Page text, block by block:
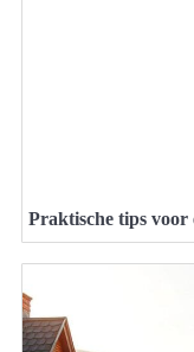
Praktische tips voor